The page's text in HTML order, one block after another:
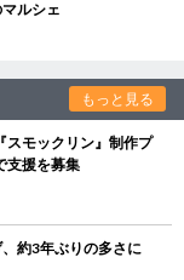
ルシェ
もっと見る
スモックリン』制作プ
支援を募集
約3年ぶりの多さに